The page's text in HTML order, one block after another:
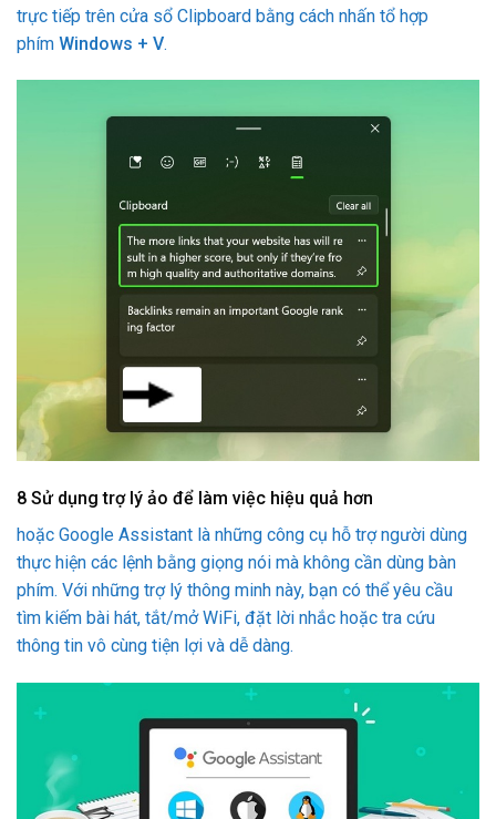
trực tiếp trên cửa sổ Clipboard bằng cách nhấn tổ hợp
phím Windows + V.
8 Sử dụng trợ lý ảo để làm việc hiệu quả hơn
hoặc Google Assistant là những công cụ hỗ trợ người dùng
thực hiện các lệnh bằng giọng nói mà không cần dùng bàn
phím. Với những trợ lý thông minh này, bạn có thể yêu cầu
tìm kiếm bài hát, tắt/mở WiFi, đặt lời nhắc hoặc tra cứu
thông tin vô cùng tiện lợi và dễ dàng.